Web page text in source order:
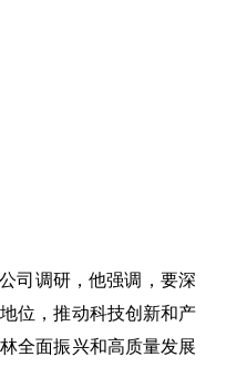
司调研，他强调，要深
位，推动科技创新和产
全面振兴和高质量发展